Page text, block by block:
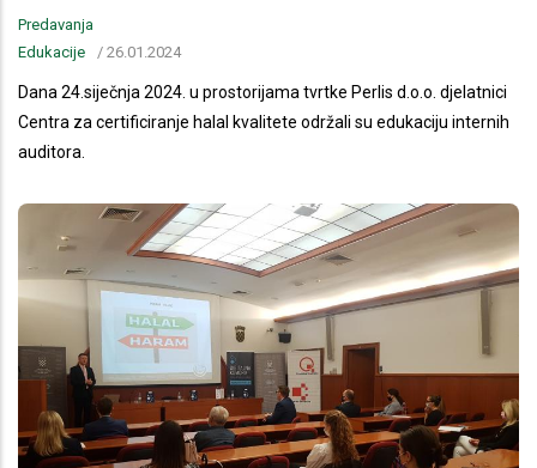
Predavanja
Edukacije
/ 26.01.2024
Dana 24.siječnja 2024. u prostorijama tvrtke Perlis d.o.o. djelatnici
Centra za certificiranje halal kvalitete održali su edukaciju internih
auditora.